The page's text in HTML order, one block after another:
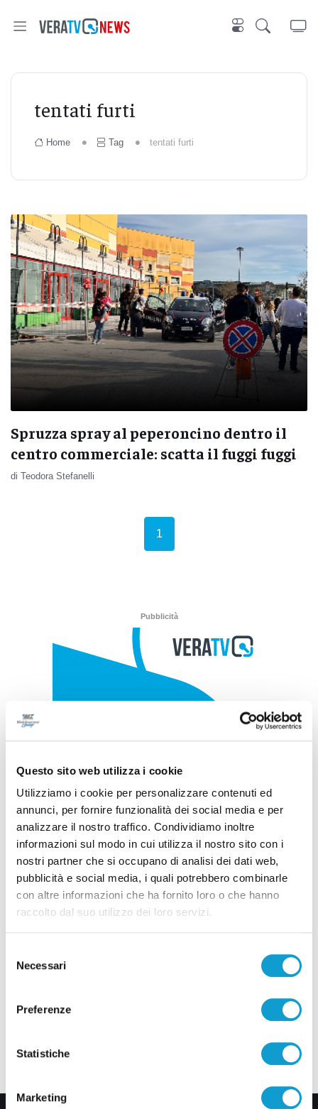
Questo sito web utilizza i cookie
Utilizziamo i cookie per personalizzare contenuti ed
annunci, per fornire funzionalità dei social media e per
analizzare il nostro traffico. Condividiamo inoltre
informazioni sul modo in cui utilizza il nostro sito con i
nostri partner che si occupano di analisi dei dati web,
pubblicità e social media, i quali potrebbero combinarle
con altre informazioni che ha fornito loro o che hanno
raccolto dal suo utilizzo dei loro servizi.
delNecessari
Preferenze
Statistiche
Marketing
tentati furti
Home Tag tentati furti
Spruzza spray al peperoncino dentro il
centro commerciale: scatta il fuggi fuggi
di Teodora Stefanelli
1
Pubblicità